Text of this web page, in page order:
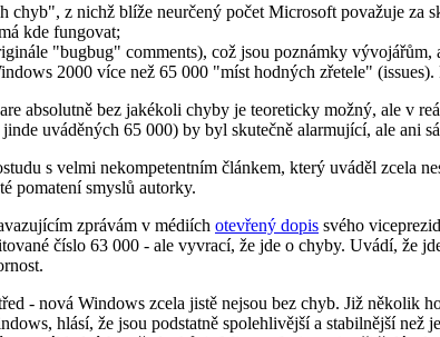
chyb", z nichž blíže neurčený počet Microsoft považuje za
kde fungovat;
"bugbug" comments), což jsou poznámky
2000 více než 65 000 "míst hodných zřetele"
absolutně bez jakékoli chyby je teoreticky možný, ale v
uváděných 65 000) by byl skutečně alarmující, ale ani
s velmi nekompetentním článkem, který uváděl zcela
pomatení smyslů autorky.
zprávám v médiích otevřený dopis svého
číslo 63 000 - ale vyvrací, že jde o chyby. Uvádí, že
- nová Windows zcela jistě nejsou bez chyb. Již
hlásí, že jsou podstatně spolehlivější a stabilnější